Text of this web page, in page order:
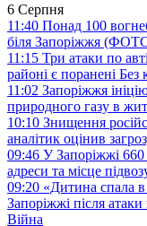
6 Серпня
11:40 Понад 100
біля Запоріжжя
11:15 Три атаки по
районі є поранені Без
11:02 Запоріжжя
природного газу в
10:10 Знищення
аналітик оцінив
09:46 У Запоріжжі
адреси та місце
09:20 «Дитина спала
Запоріжжі після
Війна